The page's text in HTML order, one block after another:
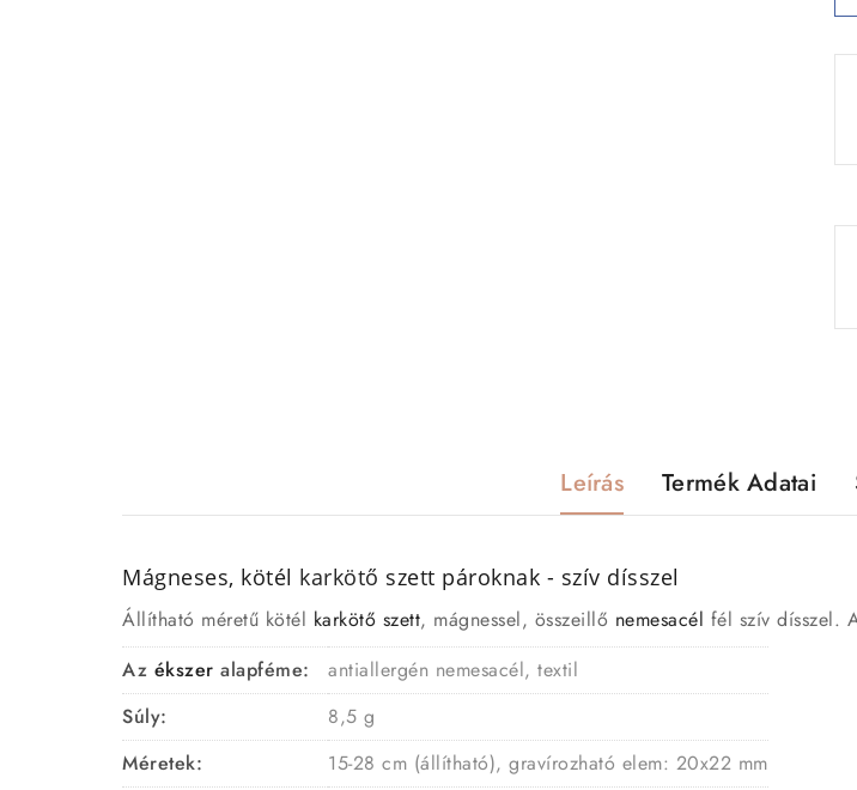
Leírás Termék Adatai
Mágneses, kötél karkötő szett pároknak - szív dísszel
Állítható méretű kötél karkötő szett, mágnessel, összeillő nemesacél fél szív dísszel.
Az ékszer alapféme:
antiallergén nemesacél, textil
Súly:
8,5 g
Méretek:
15-28 cm (állítható), gravírozható elem: 20x22 mm